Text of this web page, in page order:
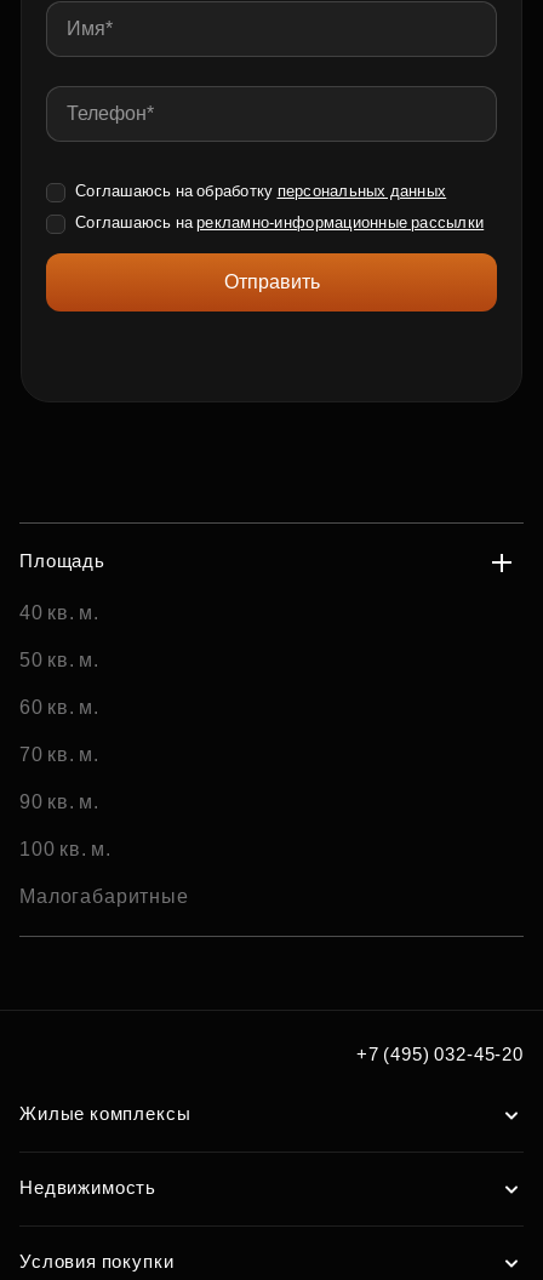
Соглашаюсь на обработку персональных данных
Соглашаюсь нарекламно-информационные рассылки
Отправить
Площадь
40 кв. м.
50 кв. м.
60 кв. м.
70 кв. м.
90 кв. м.
100 кв. м.
Малогабаритные
+7 (495) 032-45-20
Жилые комплексы
Недвижимость
Условия покупки